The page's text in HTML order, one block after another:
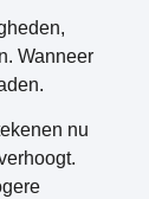
Wanneer
nu